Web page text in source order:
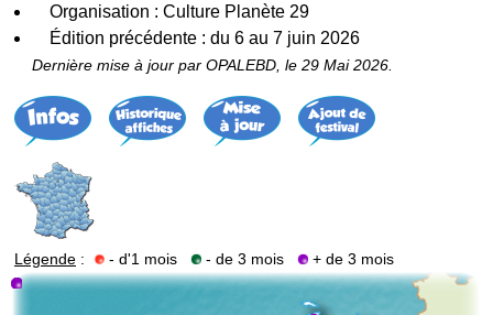
Organisation : Culture Planète 29
Édition précédente : du 6 au 7 juin 2026
Dernière mise à jour par OPALEBD, le 29 Mai 2026.
Légende : - d'1 mois - de 3 mois + de 3 mois